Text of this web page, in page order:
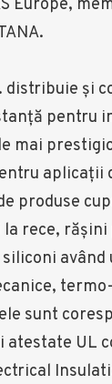
Europe,
distribuie şi
pentru
mai
aplicaţii
produse
rece,
având
sunt
atestate UL